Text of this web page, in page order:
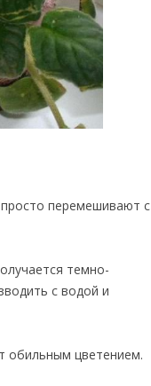
перемешивают с
темно-
с водой и
обильным цветением.